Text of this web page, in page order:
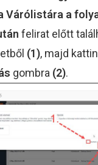
Várólistára a
felirat előtt
(1), majd
gombra (2).